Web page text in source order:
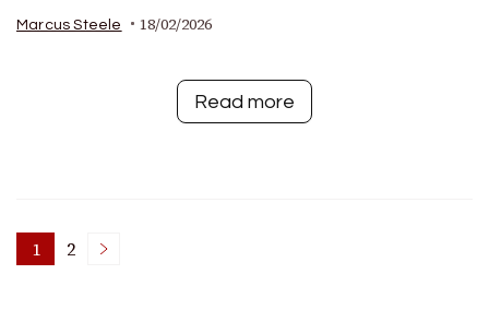
Marcus Steele 18/02/2026
Read more
Posts
Page
1 Page
2